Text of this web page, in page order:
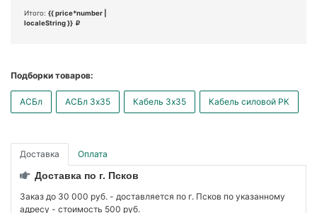
Итого: {{ price*number |
localeString }}
Подборки товаров:
АСБл АСБл 3x35 Кабель 3x35 Кабель силовой РК
Доставка Оплата
Доставка по г. Псков
Заказ до 30 000 руб. - доставляется по г. Псков по указанному
адресу - стоимость 500 руб.